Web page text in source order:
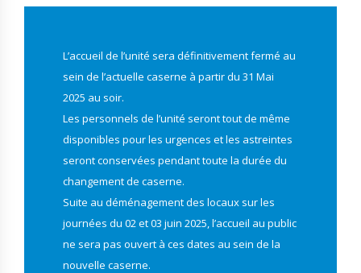
L’accueil de l’unité sera définitivement fermé au
sein de l’actuelle caserne à partir du 31 Mai
2025 au soir.
Les personnels de l’unité seront tout de même
disponibles pour les urgences et les astreintes
seront conservées pendant toute la durée du
changement de caserne.
Suite au déménagement des locaux sur les
journées du 02 et 03 juin 2025, l’accueil au public
ne sera pas ouvert à ces dates au sein de la
nouvelle caserne.